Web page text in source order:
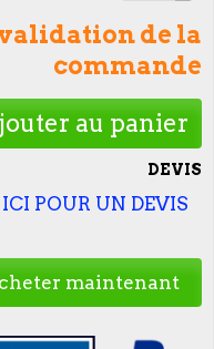
validation de la
commande
au panier
DEVIS
POUR UN DEVIS
maintenant